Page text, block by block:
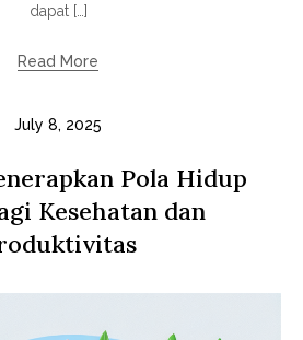
dapat […]
Read More
July 8, 2025
Pola Hidup
Kesehatan dan